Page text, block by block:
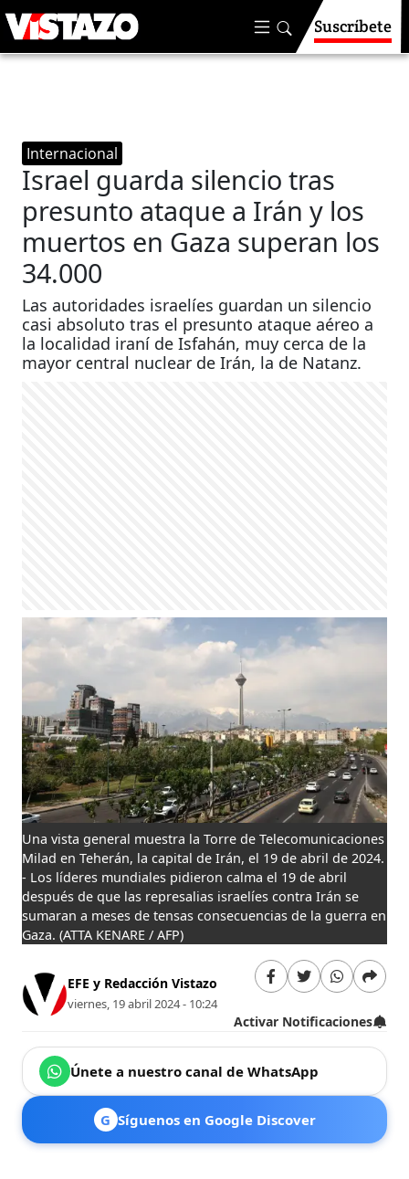
Suscríbete
Internacional
Israel guarda silencio tras
presunto ataque a Irán y los
muertos en Gaza superan los
34.000
Las autoridades israelíes guardan un silencio
casi absoluto tras el presunto ataque aéreo a
la localidad iraní de Isfahán, muy cerca de la
mayor central nuclear de Irán, la de Natanz.
Una vista general muestra la Torre de Telecomunicaciones
Milad en Teherán, la capital de Irán, el 19 de abril de 2024.
- Los líderes mundiales pidieron calma el 19 de abril
después de que las represalias israelíes contra Irán se
sumaran a meses de tensas consecuencias de la guerra en
Gaza. (ATTA KENARE / AFP)
EFE y Redacción Vistazo
viernes, 19 abril 2024 - 10:24
Activar Notificaciones
Únete a nuestro canal de WhatsApp
G Síguenos en Google Discover